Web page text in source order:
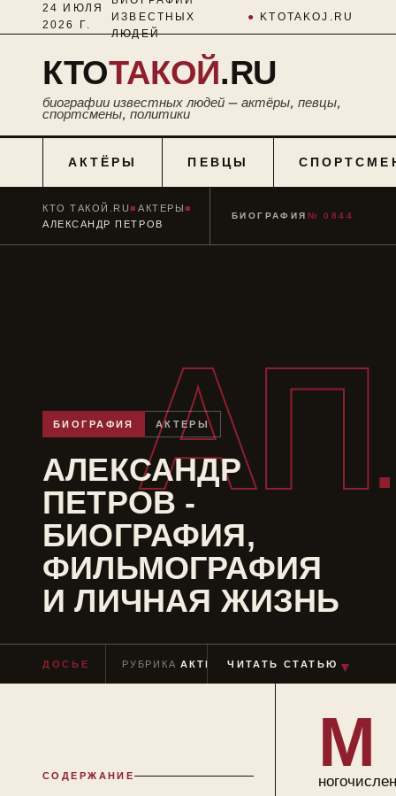
24 ИЮЛЯ
2026 Г.
ИЗВЕСТНЫХ
ЛЮДЕЙ
● KTOTAKOJ.RU
КТОТАКОЙ.RU
биографии известных людей — актёры, певцы,
спортсмены, политики
АКТЁРЫ ПЕВЦЫ
АП
КТО ТАКОЙ.RU■АКТЕРЫ■
АЛЕКСАНДР ПЕТРОВ
БИОГРАФИЯ № 0844
БИОГРАФИЯ АКТЕРЫ
АЛЕКСАНДР
ПЕТРОВ -
БИОГРАФИЯ,
ФИЛЬМОГРАФИЯ
И ЛИЧНАЯ ЖИЗНЬ
ДОСЬЕ РУБРИКААКТЕРЫ ЧТЕНИЕ ≈ 7 МИН
ЧИТАТЬ СТАТЬЮ ▼
СОДЕРЖАНИЕ М